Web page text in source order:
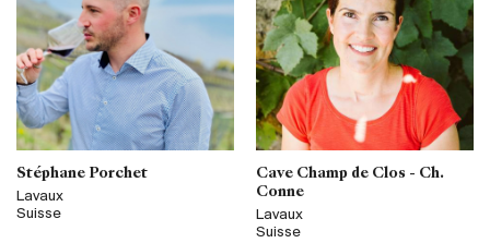
Stéphane Porchet
Lavaux
Suisse
Cave Champ de Clos - Ch.
Conne
Lavaux
Suisse